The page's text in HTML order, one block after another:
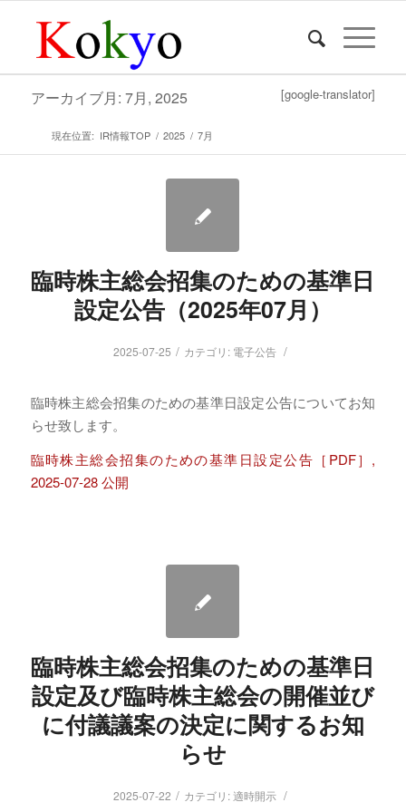
アーカイブ月: 7月, 2025 [google-translator]
現在位置: IR情報TOP / 2025 / 7月
臨時株主総会招集のための基準日
設定公告（2025年07月）
2025-07-25 / カテゴリ: 電子公告 /
臨時株主総会招集のための基準日設定公告についてお知
らせ致します。
臨時株主総会招集のための基準日設定公告［PDF］,
2025-07-28 公開
臨時株主総会招集のための基準日
設定及び臨時株主総会の開催並び
に付議議案の決定に関するお知
らせ
2025-07-22 / カテゴリ: 適時開示 /